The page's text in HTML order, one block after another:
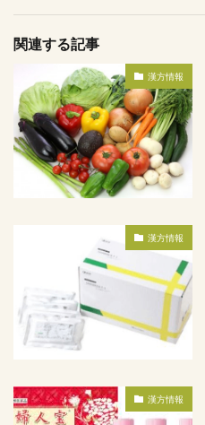
関連する記事
漢方情報
漢方情報
漢方情報